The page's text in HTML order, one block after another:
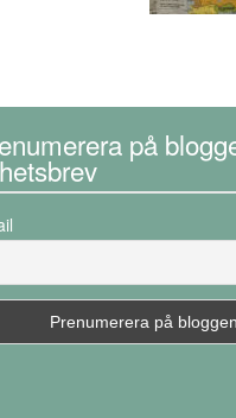
på